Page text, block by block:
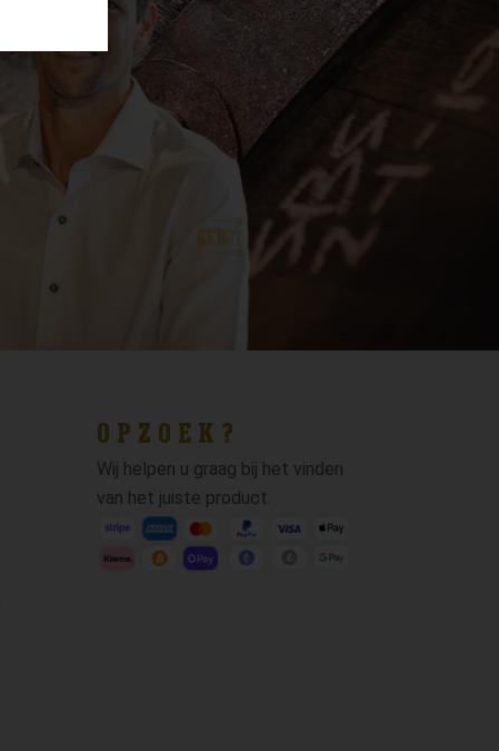
OPZOEK?
Wij helpen u graag bij het vinden
van het juiste product.